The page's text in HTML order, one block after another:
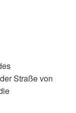
Straße von